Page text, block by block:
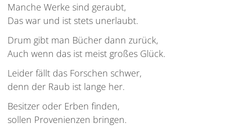
Manche Werke sind geraubt,
Das war und ist stets unerlaubt.
Drum gibt man Bücher dann zurück,
Auch wenn das ist meist großes Glück.
Leider fällt das Forschen schwer,
denn der Raub ist lange her.
Besitzer oder Erben finden,
sollen Provenienzen bringen.